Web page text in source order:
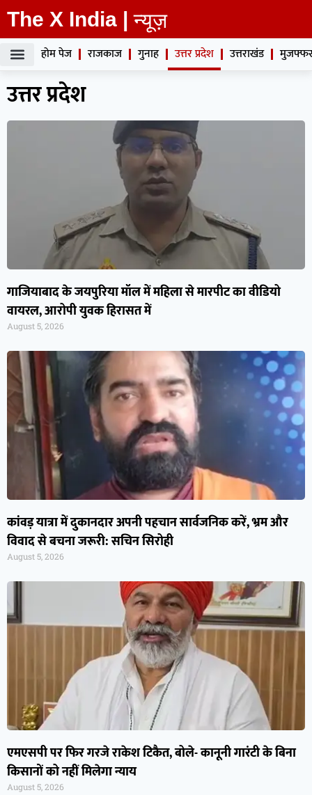
The X India | न्यूज़
होम पेज राजकाज गुनाह उत्तर प्रदेश उत्तराखंड
उत्तर प्रदेश
गाजियाबाद के जयपुरिया मॉल में महिला से मारपीट का वीडियो
वायरल, आरोपी युवक हिरासत में
August 5, 2026
कांवड़ यात्रा में दुकानदार अपनी पहचान सार्वजनिक करें, भ्रम और
विवाद से बचना जरूरी: सचिन सिरोही
August 5, 2026
एमएसपी पर फिर गरजे राकेश टिकैत, बोले- कानूनी गारंटी के बिना
किसानों को नहीं मिलेगा न्याय
August 5, 2026